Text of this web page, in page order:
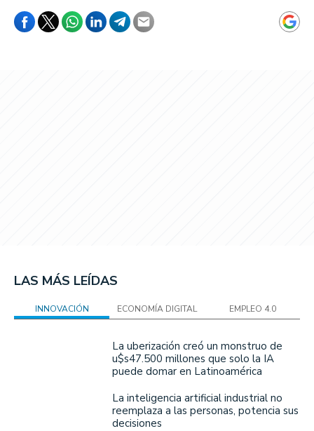
LAS MÁS LEÍDAS
INNOVACIÓN ECONOMÍA DIGITAL EMPLEO 4.0
La uberización creó un monstruo de
u$s47.500 millones que solo la IA
puede domar en Latinoamérica
La inteligencia artificial industrial no
reemplaza a las personas, potencia sus
decisiones